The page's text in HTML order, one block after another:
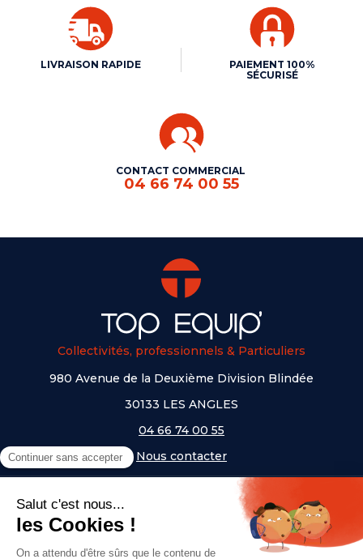
LIVRAISON RAPIDE
PAIEMENT 100%
SÉCURISÉ
CONTACT COMMERCIAL
04 66 74 00 55
Collectivités, professionnels & Particuliers
980 Avenue de la Deuxième Division Blindée
30133 LES ANGLES
04 66 74 00 55
Nous contacter
NOS UNIVERS